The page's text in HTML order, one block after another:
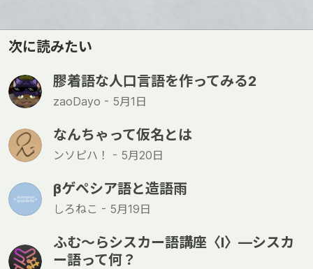
次に読みたい
膠着語な人口言語を作ってみる2
zaoDayo - 5月1日
なんちゃって仮名とは
ンソピハ！ - 5月20日
βゲペシア語と造語雨
しろねこ - 5月19日
ふむ〜らシスカー語講座〈Ⅰ〉―シスカ
ー語って何？